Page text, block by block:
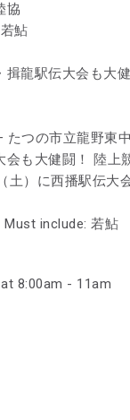
協
鮎
揖龍駅伝大会も大健
たつの市立龍野東
も大健闘！ 陸上
土）に西播駅伝大
Must include: 若鮎
8:00am - 11am